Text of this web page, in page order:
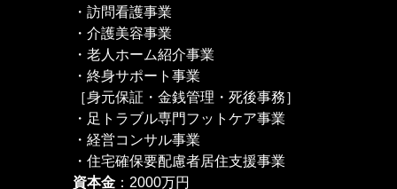
・訪問看護事業
・介護美容事業
・老人ホーム紹介事業
・終身サポート事業
［身元保証・金銭管理・死後事務］
・足トラブル専門フットケア事業
・経営コンサル事業
・住宅確保要配慮者居住支援事業
資本金 ：2000万円